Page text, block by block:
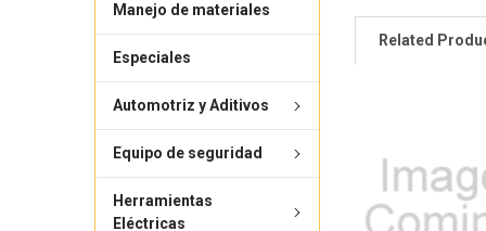
Manejo de materiales
Especiales
Automotriz y Aditivos
Equipo de seguridad
Herramientas
Eléctricas
Related